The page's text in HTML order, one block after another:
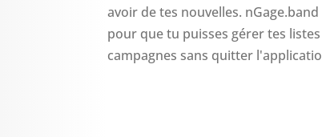
avoir de tes nouvelles.
pour que tu puisses gérer tes
campagnes sans quitter